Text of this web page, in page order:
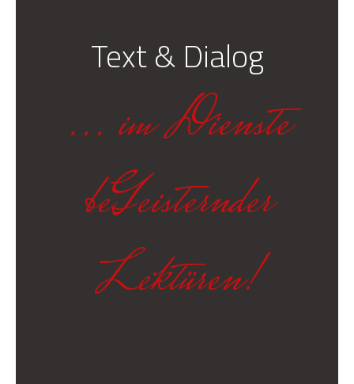
Text & Dialog
... im Dienste
beGeisternder
Lektüren!